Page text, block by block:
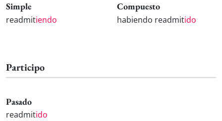
Simple
readmitiendo
Compuesto
habiendo readmitido
Participo
Pasado
readmitido